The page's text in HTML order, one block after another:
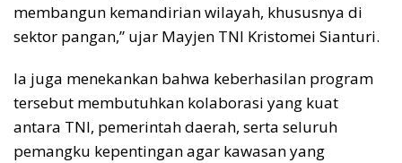
membangun kemandirian wilayah, khususnya di
sektor pangan,” ujar Mayjen TNI Kristomei Sianturi.
Ia juga menekankan bahwa keberhasilan program
tersebut membutuhkan kolaborasi yang kuat
antara TNI, pemerintah daerah, serta seluruh
pemangku kepentingan agar kawasan yang